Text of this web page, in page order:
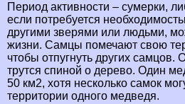
Период активности – сумерки,
если потребуется
другими зверями или людьми,
жизни. Самцы помечают свою
чтобы отпугнуть других самцов.
трутся спиной о дерево. Один
50 км2, хотя несколько самок
территории одного медведя.